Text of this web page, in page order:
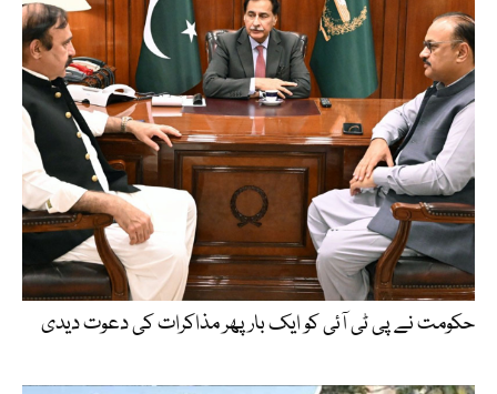
حکومت نے پی ٹی آئی کو ایک بارپھر مذاکرات کی دعوت دیدی